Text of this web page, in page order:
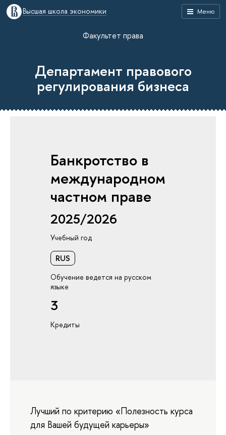
Меню
Высшая школа экономики
Факультет права
Департамент правового
регулирования бизнеса
Банкротство в
международном
частном праве
2025/2026
Учебный год
RUS
Обучение ведется на русском
языке
3
Кредиты
Лучший по критерию «Полезность курса
для Вашей будущей карьеры»